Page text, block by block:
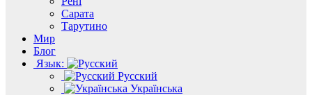
Сарата
Тарутино
Мир
Блог
Язык:
Русский
Українська